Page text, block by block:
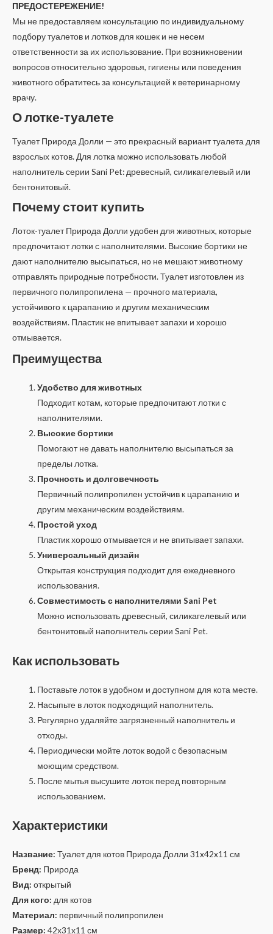
ПРЕДОСТЕРЕЖЕНИЕ!
Мы не предоставляем консультацию по индивидуальному
подбору туалетов и лотков для кошек и не несем
ответственности за их использование. При возникновении
вопросов относительно здоровья, гигиены или поведения
животного обратитесь за консультацией к ветеринарному
врачу.
О лотке-туалете
Туалет Природа Долли — это прекрасный вариант туалета для
взрослых котов. Для лотка можно использовать любой
наполнитель серии Sani Pet: древесный, силикагелевый или
бентонитовый.
Почему стоит купить
Лоток-туалет Природа Долли удобен для животных, которые
предпочитают лотки с наполнителями. Высокие бортики не
дают наполнителю высыпаться, но не мешают животному
отправлять природные потребности. Туалет изготовлен из
первичного полипропилена — прочного материала,
устойчивого к царапанию и другим механическим
воздействиям. Пластик не впитывает запахи и хорошо
отмывается.
Преимущества
Удобство для животных
Подходит котам, которые предпочитают лотки с
наполнителями.
Высокие бортики
Помогают не давать наполнителю высыпаться за
пределы лотка.
Прочность и долговечность
Первичный полипропилен устойчив к царапанию и
другим механическим воздействиям.
Простой уход
Пластик хорошо отмывается и не впитывает запахи.
Универсальный дизайн
Открытая конструкция подходит для ежедневного
использования.
Совместимость с наполнителями Sani Pet
Можно использовать древесный, силикагелевый или
бентонитовый наполнитель серии Sani Pet.
Как использовать
Поставьте лоток в удобном и доступном для кота месте.
Насыпьте в лоток подходящий наполнитель.
Регулярно удаляйте загрязненный наполнитель и
отходы.
Периодически мойте лоток водой с безопасным
моющим средством.
После мытья высушите лоток перед повторным
использованием.
Характеристики
Название: Туалет для котов Природа Долли 31x42x11 см
Бренд: Природа
Вид: открытый
Для кого: для котов
Материал: первичный полипропилен
Размер: 42х31х11 см